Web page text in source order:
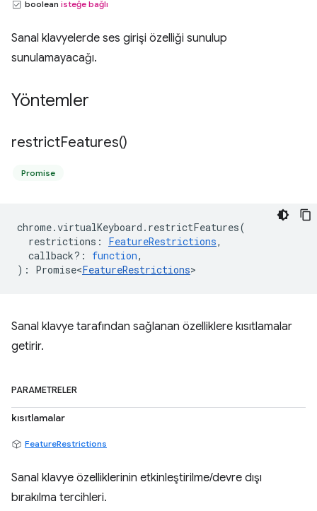
boolean isteğe bağlı
Sanal klavyelerde ses girişi özelliği sunulup
sunulamayacağı.
Yöntemler
restrictFeatures()
Promise
chrome.virtualKeyboard . restrictFeatures(
restrictions : FeatureRestrictions,
callback? : function,
) : Promise<FeatureRestrictions>
Sanal klavye tarafından sağlanan özelliklere kısıtlamalar
getirir.
PARAMETRELER
kısıtlamalar
FeatureRestrictions
Sanal klavye özelliklerinin etkinleştirilme/devre dışı
bırakılma tercihleri.